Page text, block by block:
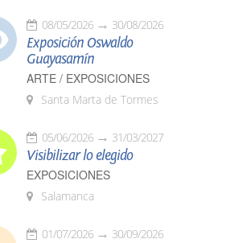
08/05/2026 30/08/2026
Exposición Oswaldo
Guayasamín
ARTE / EXPOSICIONES
Santa Marta de Tormes
05/06/2026 31/03/2027
Visibilizar lo elegido
EXPOSICIONES
Salamanca
01/07/2026 30/09/2026